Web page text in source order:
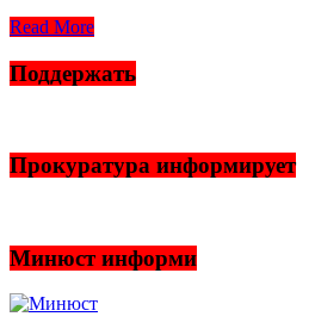
Read More
Поддержать
Прокуратура информирует
Минюст информи